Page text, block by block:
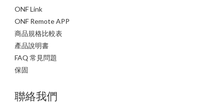
ONF Link
ONF Remote APP
商品規格比較表
產品說明書
FAQ 常見問題
保固
聯絡我們